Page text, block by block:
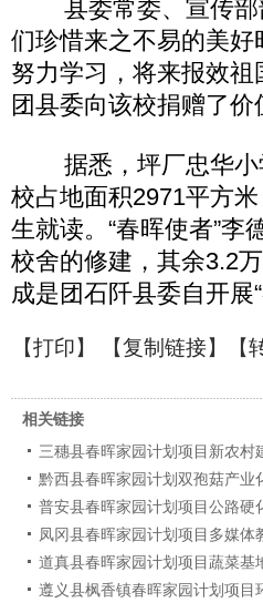
县委常委、宣传部
们珍惜来之不易的美
努力学习，将来报效
团县委向该校捐赠了
据悉，坪厂忠华小
校占地面积2971平方
生就读。“春晖使者”李
校舍的修建，其余3.2
成是团石阡县委自开展
【打印】 【复制链接】【
相关链接
三穗县春晖家园计划项目新农村
黔西县春晖家园计划双孢菇产业
普安县春晖家园计划项目公路硬
凤冈县春晖家园计划项目多媒体
道真县春晖家园计划项目蔬菜基
遵义县枫香镇春晖家园计划项目